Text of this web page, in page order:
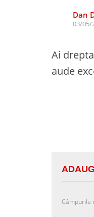
Dan
03/05/
Ai
aude
Câmpurile